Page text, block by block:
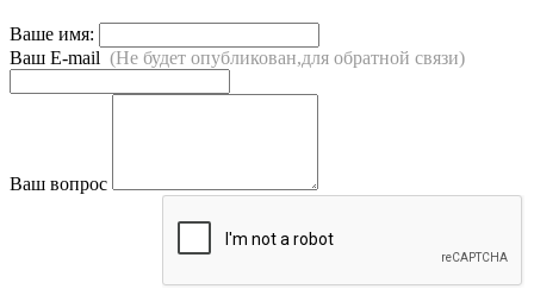
Ваше имя:
Ваш E-mail (Не будет опубликован,для обратной связи)
Ваш вопрос